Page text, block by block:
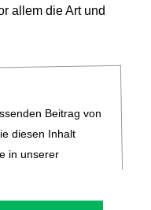
allem die Art und
Beitrag von
diesen Inhalt
in unserer